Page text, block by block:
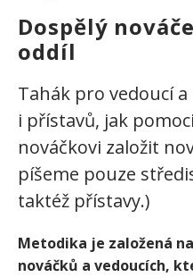
Dospělý
oddíl
Tahák pro vedoucí
i přístavů, jak
nováčkovi založit
píšeme pouze
taktéž přístavy.)
Metodika je založená
nováčků a vedoucích,